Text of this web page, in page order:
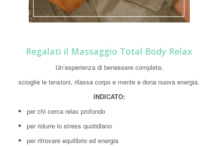
Regalati il Massaggio Total Body Relax
Un’esperienza di benessere completa:
scioglie le tensioni, rilassa corpo e mente e dona nuova energia.
INDICATO:
per chi cerca relax profondo
per ridurre lo stress quotidiano
per ritrovare equilibrio ed energia